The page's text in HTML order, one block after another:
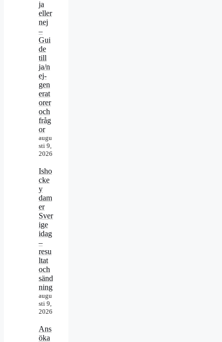
ja
eller
nej
–
Gui
de
till
ja/n
ej-
gen
erat
orer
och
fråg
or
augu
sti 9,
2026
Isho
cke
y
dam
er
Sver
ige
idag
–
resu
ltat
och
sänd
ning
augu
sti 9,
2026
Ans
öka